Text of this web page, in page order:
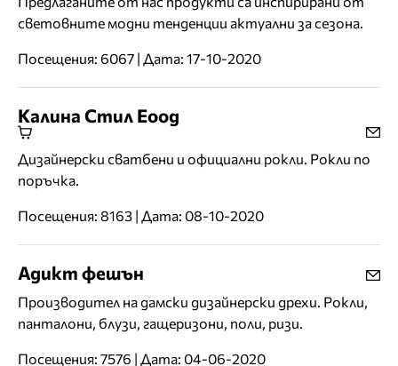
световните модни тенденции актуални за сезона.
Посещения: 6067 | Дата: 17-10-2020
Калина Стил Еоод
Дизайнерски сватбени и официални рокли. Рокли по
поръчка.
Посещения: 8163 | Дата: 08-10-2020
Адикт фешън
Производител на дамски дизайнерски дрехи. Рокли,
панталони, блузи, гащеризони, поли, ризи.
Посещения: 7576 | Дата: 04-06-2020